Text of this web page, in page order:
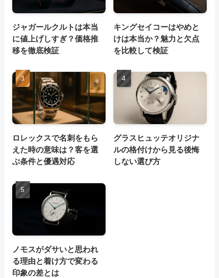
ジャガールクルトは本当
に値上げしすぎ？価格推
移を徹底検証
キングセイコーはやめと
けは本当か？魅力と欠点
を比較して検証
ロレックスで名刺をもら
えた時の意味は？客を選
ぶ条件と優遇対応
グラスヒュッテオリジナ
ルの格付けから見る後悔
しない選び方
ノモスがダサいと思われ
る理由と着け方で変わる
印象の差とは